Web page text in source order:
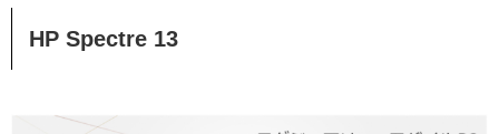
HP Spectre 13